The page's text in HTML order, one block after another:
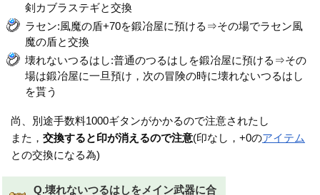
剣カブラステギと交換
ラセン:風魔の盾+70を鍛冶屋に預ける⇒その場でラセン風
魔の盾と交換
壊れないつるはし:普通のつるはしを鍛冶屋に預ける⇒その
場は鍛冶屋に一旦預け，次の冒険の時に壊れないつるはし
を貰う
尚、別途手数料1000ギタンがかかるので注意されたし
また，交換すると印が消えるので注意(印なし，+0のアイテム
との交換になる為)
Q.壊れないつるはしをメイン武器に合